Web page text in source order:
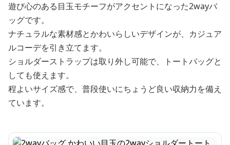
遊び心のある目玉モチーフがアクセントになった2wayバ
ッグです。
ナチュラルな素材感とかわいらしいデザインが、カジュア
ルコーデを引き立てます。
ショルダーストラップは取り外し可能で、トートバッグと
しても使えます。
程よいサイズ感で、普段使いにちょうど良い収納力を備え
ています。